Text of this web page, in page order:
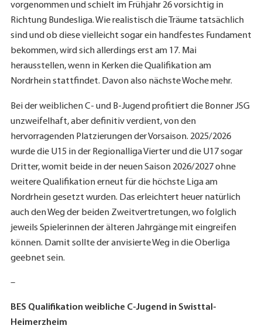
vorgenommen und schielt im Frühjahr 26 vorsichtig in
Richtung Bundesliga. Wie realistisch die Träume tatsächlich
sind und ob diese vielleicht sogar ein handfestes Fundament
bekommen, wird sich allerdings erst am 17. Mai
herausstellen, wenn in Kerken die Qualifikation am
Nordrhein stattfindet. Davon also nächste Woche mehr.
Bei der weiblichen C- und B-Jugend profitiert die Bonner JSG
unzweifelhaft, aber definitiv verdient, von den
hervorragenden Platzierungen der Vorsaison. 2025/2026
wurde die U15 in der Regionalliga Vierter und die U17 sogar
Dritter, womit beide in der neuen Saison 2026/2027 ohne
weitere Qualifikation erneut für die höchste Liga am
Nordrhein gesetzt wurden. Das erleichtert heuer natürlich
auch den Weg der beiden Zweitvertretungen, wo folglich
jeweils Spielerinnen der älteren Jahrgänge mit eingreifen
können. Damit sollte der anvisierte Weg in die Oberliga
geebnet sein.
–
BES Qualifikation weibliche C-Jugend in Swisttal-
Heimerzheim